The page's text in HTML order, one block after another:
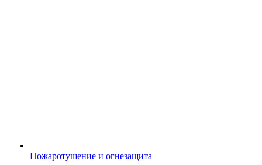
Пожаротушение и огнезащита